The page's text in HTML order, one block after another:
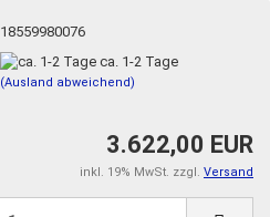
18559980076
ca. 1-2 Tage
(Ausland abweichend)
3.622,00 EUR
inkl. 19% MwSt. zzgl. Versand